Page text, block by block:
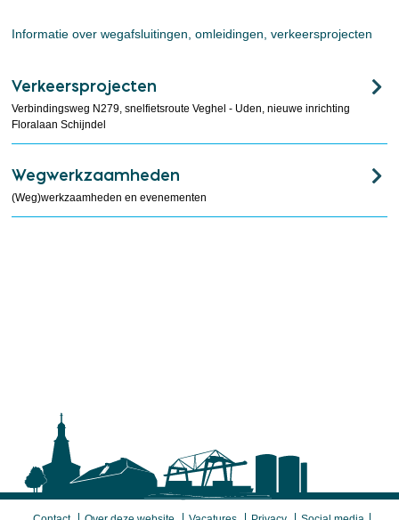
Informatie over wegafsluitingen, omleidingen, verkeersprojecten
Verkeersprojecten
Verbindingsweg N279, snelfietsroute Veghel - Uden, nieuwe inrichting
Floralaan Schijndel
Wegwerkzaamheden
(Weg)werkzaamheden en evenementen